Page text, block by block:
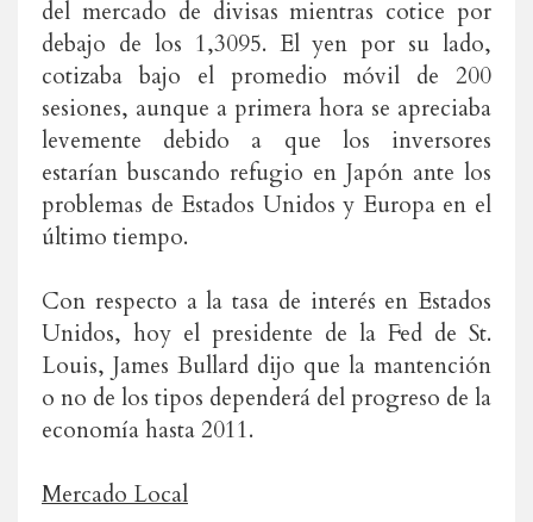
del mercado de divisas mientras cotice por
debajo de los 1,3095. El yen por su lado,
cotizaba bajo el promedio móvil de 200
sesiones, aunque a primera hora se apreciaba
levemente debido a que los inversores
estarían buscando refugio en Japón ante los
problemas de Estados Unidos y Europa en el
último tiempo.
Con respecto a la tasa de interés en Estados
Unidos, hoy el presidente de la Fed de St.
Louis, James Bullard dijo que la mantención
o no de los tipos dependerá del progreso de la
economía hasta 2011.
Mercado Local